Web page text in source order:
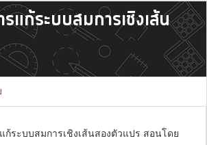
รแก้ระบบสมการเชิงเส้น
ก้ระบบสมการเชิงเส้นสองตัวแปร สอนโดย